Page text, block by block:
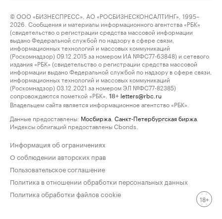
© ООО «БИЗНЕСПРЕСС», АО «РОСБИЗНЕСКОНСАЛТИНГ», 1995–
2026. Сообщения и материалы информационного агентства «РБК»
(свидетельство о регистрации средства массовой информации
выдано Федеральной службой по надзору в сфере связи,
информационных технологий и массовых коммуникаций
(Роскомнадзор) 09.12.2015 за номером ИА №ФС77-63848) и сетевого
издания «РБК» (свидетельство о регистрации средства массовой
информации выдано Федеральной службой по надзору в сфере связи,
информационных технологий и массовых коммуникаций
(Роскомнадзор) 03.12.2021 за номером ЭЛ №ФС77-82385)
сопровождаются пометкой «РБК».
18+ letters@rbc.ru
Владельцем сайта является информационное агентство «РБК».
Данные предоставлены: Мосбиржа Санкт-Петербургская биржа
Индексы облигаций предоставлены Cbonds.
Информация об ограничениях
О соблюдении авторских прав
Пользовательское соглашение
Политика в отношении обработки персональных данных
Политика обработки файлов cookie
18+